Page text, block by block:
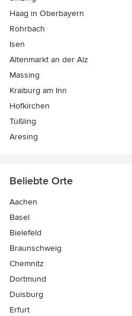
Haag in Oberbayern
Rohrbach
Isen
Altenmarkt an der Alz
Massing
Kraiburg am Inn
Hofkirchen
Tüßling
Aresing
Beliebte Orte
Aachen
Basel
Bielefeld
Braunschweig
Chemnitz
Dortmund
Duisburg
Erfurt